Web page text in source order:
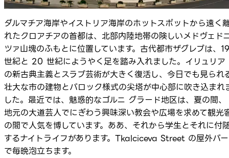
ダルマチア海岸やイストリア海岸のホットスポットから遠く
れたクロアチアの首都は、北部内陸地帯の険しいメドヴェド
ツァ山塊のふもとに位置しています。古代都市ザグレブは、
世紀と 20 世紀にようやく足を踏み入れました。イリュリア
の新古典主義とスラブ芸術が大きく復活し、今日でも見られ
壮大な市の建物とバロック様式の尖塔が中心部に吹き込まれ
した。最近では、魅惑的なゴルニ グラード地区は、夏の間、
地元の大道芸人でにぎわう興味深い教会や広場を求めて観光
の間で人気を博しています。ああ、それから学生とそれに付
するナイトライフがあります。Tkalciceva Street の屋外バー
で毎晩泡立ちます。